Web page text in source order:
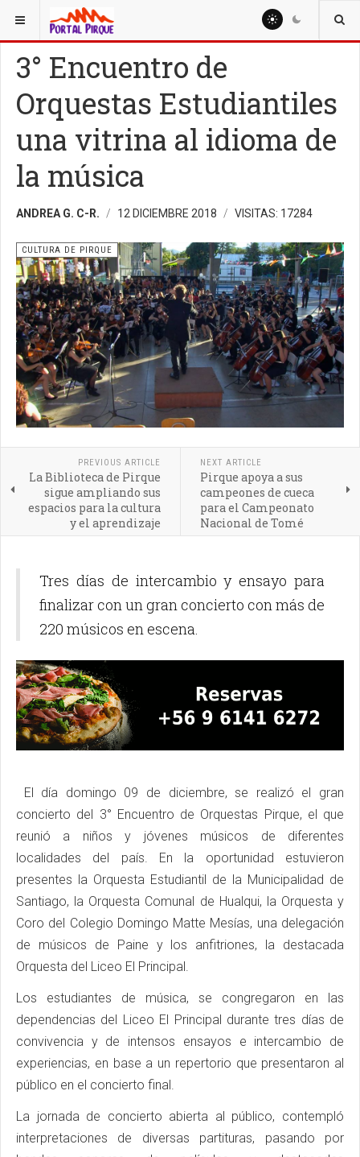
ESTÁ AQUÍ: CULTURA
3° Encuentro de
Orquestas Estudiantiles
una vitrina al idioma de
la música
ANDREA G. C-R. 12 DICIEMBRE 2018 VISITAS: 17284
CULTURA DE PIRQUE
PREVIOUS ARTICLE
La Biblioteca de Pirque
sigue ampliando sus
espacios para la cultura
y el aprendizaje
NEXT ARTICLE
Pirque apoya a sus
campeones de cueca
para el Campeonato
Nacional de Tomé
Tres días de intercambio y ensayo para
finalizar con un gran concierto con más de
220 músicos en escena.
El día domingo 09 de diciembre, se realizó el gran
concierto del 3° Encuentro de Orquestas Pirque, el que
reunió a niños y jóvenes músicos de diferentes
localidades del país. En la oportunidad estuvieron
presentes la Orquesta Estudiantil de la Municipalidad de
Santiago, la Orquesta Comunal de Hualqui, la Orquesta y
Coro del Colegio Domingo Matte Mesías, una delegación
de músicos de Paine y los anfitriones, la destacada
Orquesta del Liceo El Principal.
Los estudiantes de música, se congregaron en las
dependencias del Liceo El Principal durante tres días de
convivencia y de intensos ensayos e intercambio de
experiencias, en base a un repertorio que presentaron al
público en el concierto final.
La jornada de concierto abierta al público, contempló
interpretaciones de diversas partituras, pasando por